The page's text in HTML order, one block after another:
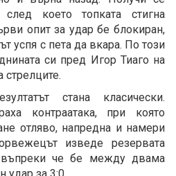
което топката стигна
опит за удар бе блокиран,
успя с пета да вкара. По този
си пред Игор Тиаго на
стрелците.
стана класически.
контраатака, при която
отляво, напредна и намери
изведе резервата
че бе между двама